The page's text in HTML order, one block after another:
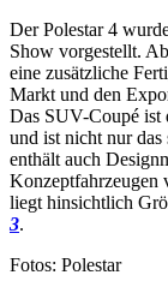
Der Polestar 4
Show vorgestellt.
eine zusätzliche
Markt und den
Das SUV-Coupé ist
und ist nicht nur das
enthält auch
Konzeptfahrzeugen
liegt hinsichtlich
3.
Fotos: Polestar